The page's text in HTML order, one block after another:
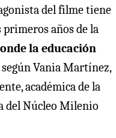
del filme tiene
primeros años de la
la educación
según Vania Martínez,
académica de la
del Núcleo Milenio